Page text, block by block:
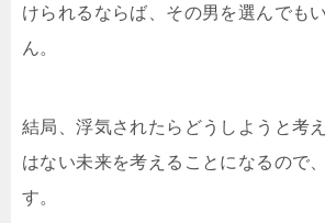
けられるならば、その男を選んでも
ん。
結局、浮気されたらどうしようと考
はない未来を考えることになるので
す。